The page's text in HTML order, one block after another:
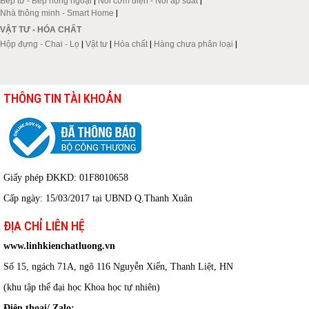
Nhà thông minh - Smart Home |
VẬT TƯ - HÓA CHẤT
Hộp đựng - Chai - Lọ | Vật tư | Hóa chất | Hàng chưa phân loại |
THÔNG TIN TÀI KHOẢN
Giấy phép ĐKKD: 01F8010658
Cấp ngày: 15/03/2017 tại UBND Q.Thanh Xuân
ĐỊA CHỈ LIÊN HỆ
www.linhkienchatluong.vn
Số 15, ngách 71A, ngõ 116 Nguyễn Xiển, Thanh Liệt, HN
(khu tập thể đại học Khoa học tự nhiên)